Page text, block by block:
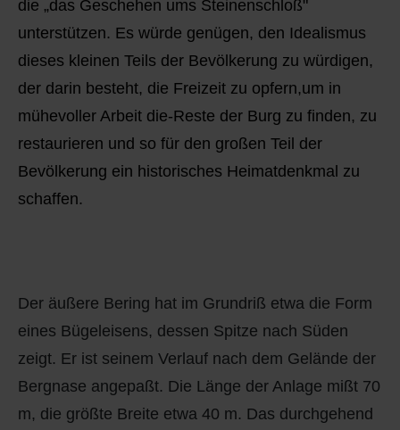
die „das Geschehen ums Steinenschloß"
unterstützen. Es würde genügen, den Idealismus
dieses kleinen Teils der Bevölkerung zu würdigen,
der darin besteht, die Freizeit zu opfern,um in
mühevoller Arbeit die-Reste der Burg zu finden, zu
restaurieren und so für den großen Teil der
Bevölkerung ein historisches Heimatdenkmal zu
schaffen.
Der äußere Bering hat im Grundriß etwa die Form
eines Bügeleisens, dessen Spitze nach Süden
zeigt. Er ist seinem Verlauf nach dem Gelände der
Bergnase angepaßt. Die Länge der Anlage mißt 70
m, die größte Breite etwa 40 m. Das durchgehend